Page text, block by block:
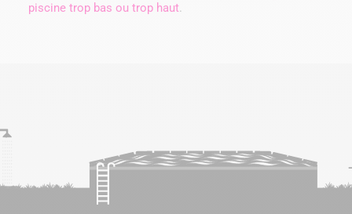
piscine trop bas ou trop haut.